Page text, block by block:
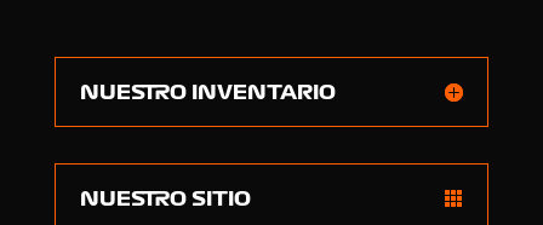
NUESTRO INVENTARIO
NUESTRO SITIO